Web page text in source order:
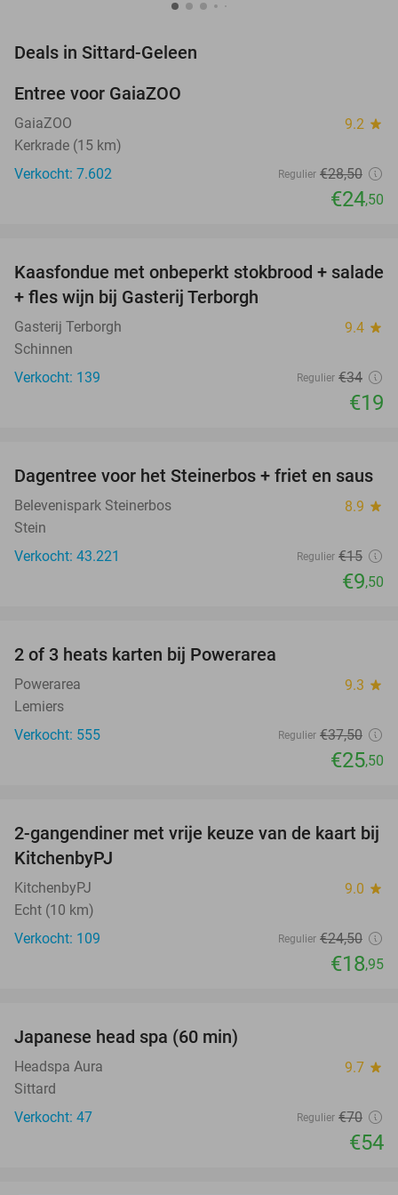
Deals in Sittard-Geleen
Entree voor GaiaZOO
GaiaZOO 9.2 star
Kerkrade (15 km)
Verkocht: 7.602
Regulier €28,50
€24,50
44%
Kaasfondue met onbeperkt stokbrood + salade
+ fles wijn bij Gasterij Terborgh
Gasterij Terborgh 9.4 star
Schinnen
Verkocht: 139
Regulier €34
€19
37%
Dagentree voor het Steinerbos + friet en saus
Belevenispark Steinerbos 8.9 star
Stein
Verkocht: 43.221
Regulier €15
€9,50
2 of 3 heats karten bij Powerarea
Powerarea 9.3 star
Lemiers
Verkocht: 555
Regulier €37,50
€25,50
23%
2-gangendiner met vrije keuze van de kaart bij
KitchenbyPJ
KitchenbyPJ 9.0 star
Echt (10 km)
Verkocht: 109
Regulier €24,50
€18,95
Japanese head spa (60 min)
Headspa Aura 9.7 star
Sittard
Verkocht: 47
Regulier €70
€54